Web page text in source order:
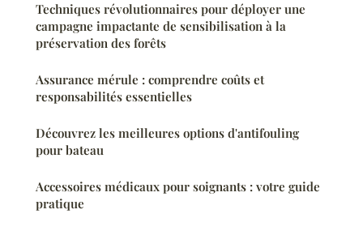
Techniques révolutionnaires pour déployer une
campagne impactante de sensibilisation à la
préservation des forêts
Assurance mérule : comprendre coûts et
responsabilités essentielles
Découvrez les meilleures options d'antifouling
pour bateau
Accessoires médicaux pour soignants : votre guide
pratique